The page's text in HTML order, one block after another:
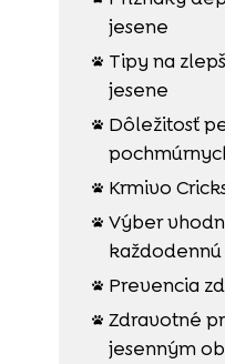
jesene

Tipy na
jesene

Dôležitosť
 Krmivo
 Výber
 Prevencia
 Zdravotné
jesenným